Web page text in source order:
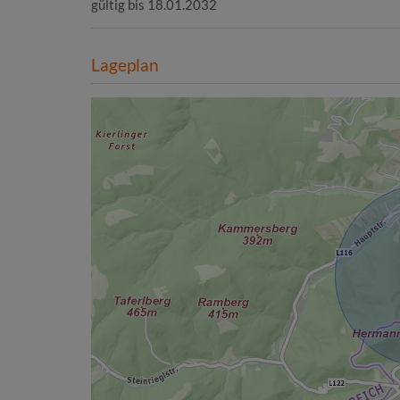
gültig bis 18.01.2032
Lageplan